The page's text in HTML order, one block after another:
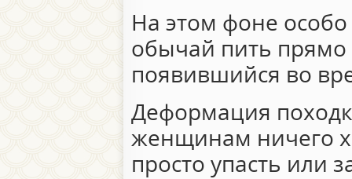
На этом фоне
обычай пить прямо
появившийся во
Деформация
женщинам ничего
просто упасть или